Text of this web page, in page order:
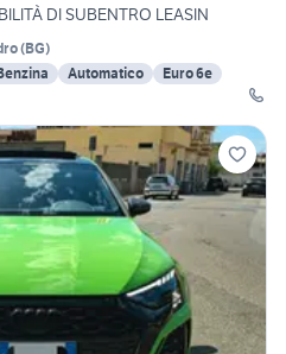
DI SUBENTRO LEASIN
(BG)
Automatico
Euro 6e